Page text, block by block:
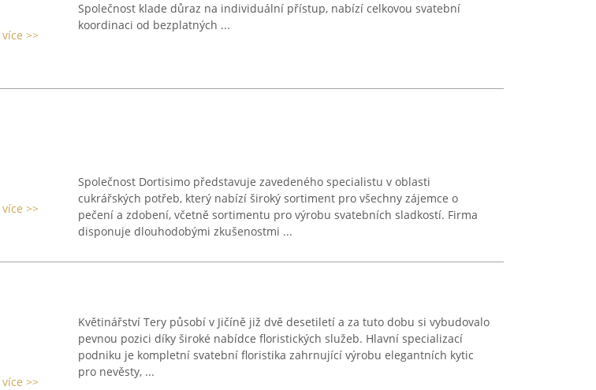
>>
Společnost klade důraz na individuální přístup, nabízí celkovou svatební
koordinaci od bezplatných ...
>>
Společnost Dortisimo představuje zavedeného specialistu v oblasti
cukrářských potřeb, který nabízí široký sortiment pro všechny zájemce o
pečení a zdobení, včetně sortimentu pro výrobu svatebních sladkostí. Firma
disponuje dlouhodobými zkušenostmi ...
>>
Květinářství Tery působí v Jičíně již dvě desetiletí a za tuto dobu si vybudovalo
pevnou pozici díky široké nabídce floristických služeb. Hlavní specializací
podniku je kompletní svatební floristika zahrnující výrobu elegantních kytic
pro nevěsty, ...